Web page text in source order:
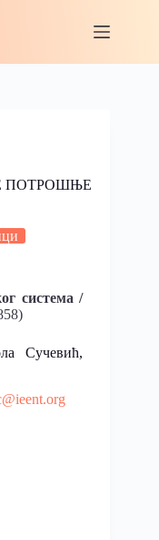
ПОТРОШЊЕ
система /
Сучевић,